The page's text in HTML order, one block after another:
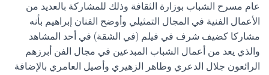
عام مسرح الشباب بوزارة الثقافة وذلك للمشاركة بالعديد من
الأعمال الفنية في المجال التمثيلي وأوضح الفنان إبراهيم بأنه
مشاركا كضيف شرف في فيلم (في الشقة) في أحد المشاهد
والذي يعد من أعمال الشباب المبدعين في مجال الفن أبرزهم
الرائعون جلال الدعري وطاهر الزهيري وأصيل العامري بالإضافة